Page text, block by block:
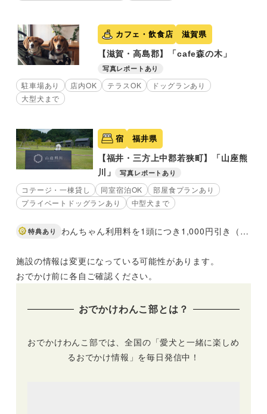
カフェ・飲食店 滋賀県
【滋賀・高島郡】「cafe森の木」
写真レポートあり
駐車場あり 店内OK テラスOK
ドッグランあり
大型犬まで
宿 福井県
【福井・三方上中郡若狭町】「山座熊
川」
写真レポートあり
コテージ・一棟貸し 同室宿泊OK
部屋食プランあり
プライベートドッグランあり
中型犬まで
特典あり わんちゃん利用料を1頭につき1,000円引き（3頭なら3,000円引き）
施設の情報は変更になっている可能性があります。
おでかけ前に各自ご確認ください。
おでかけわんこ部とは？
おでかけわんこ部では、全国の「愛犬と一緒に楽しめ
るおでかけ情報」を毎日発信中！